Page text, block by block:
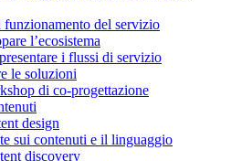
del servizio
l’ecosistema
i flussi di servizio
le soluzioni
di co-progettazione
design
sui contenuti e il linguaggio
discovery